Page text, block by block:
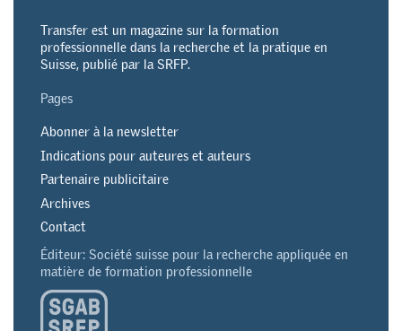
Transfer est un magazine sur la formation
professionnelle dans la recherche et la pratique en
Suisse, publié par la SRFP.
Pages
Abonner à la newsletter
Indications pour auteures et auteurs
Partenaire publicitaire
Archives
Contact
Éditeur: Société suisse pour la recherche appliquée en
matière de formation professionnelle